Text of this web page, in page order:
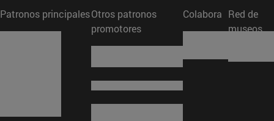
Patronos principalesOtros patronos
promotores
Colabora Red de
museos